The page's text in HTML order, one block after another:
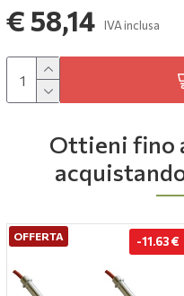
€ 58,14 IVA inclusa
Ottieni fino
OFFERTA -11.63 €